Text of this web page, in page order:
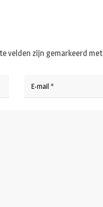
velden zijn gemarkeerd met